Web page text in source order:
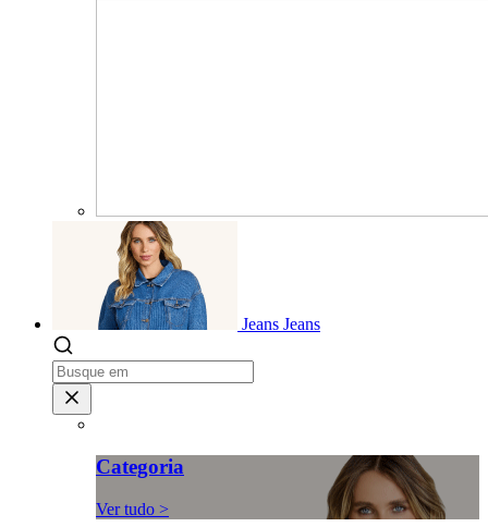
Jeans Jeans
Categoria
Ver tudo >